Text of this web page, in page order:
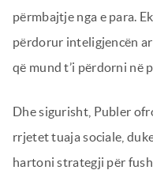
përmbajtje nga e para.
përdorur inteligjencën
që mund t’i përdorni në
Dhe sigurisht, Publer
rrjetet tuaja sociale,
hartoni strategji për